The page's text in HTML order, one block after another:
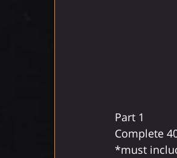
Part 1
*must